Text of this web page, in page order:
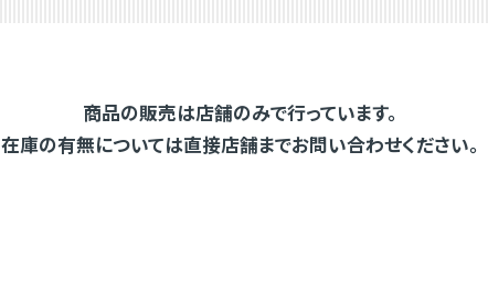
商品の販売は店舗のみで行っています。
在庫の有無については直接店舗までお問い合わせください。